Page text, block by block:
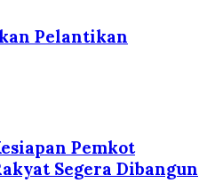
Pelantikan
Pemkot
Segera Dibangun